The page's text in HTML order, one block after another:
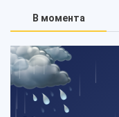
В момента